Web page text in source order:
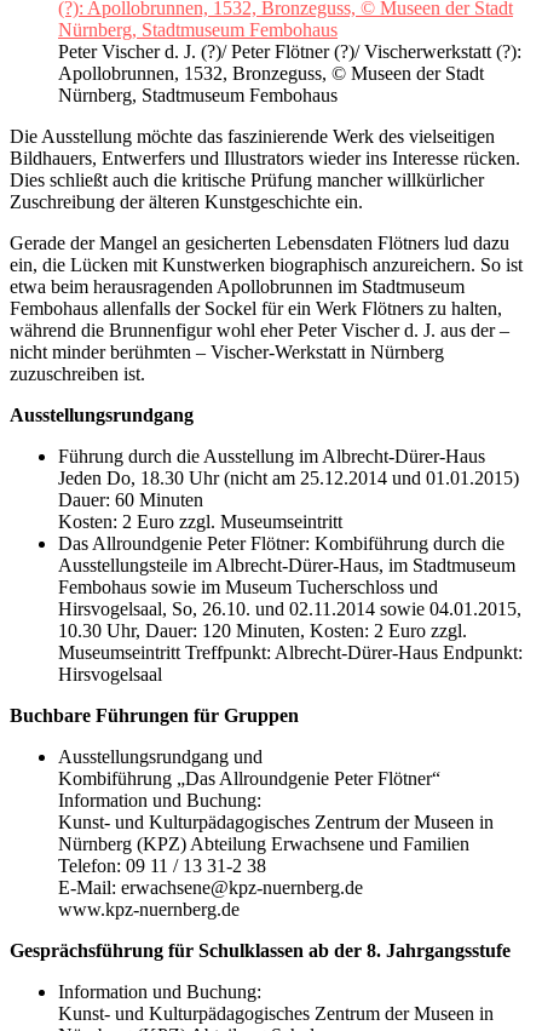
Peter Vischer d. J. (?)/ Peter Flötner (?)/ Vischerwerkstatt (?):
Apollobrunnen, 1532, Bronzeguss, © Museen der Stadt
Nürnberg, Stadtmuseum Fembohaus
Die Ausstellung möchte das faszinierende Werk des vielseitigen
Bildhauers, Entwerfers und Illustrators wieder ins Interesse rücken.
Dies schließt auch die kritische Prüfung mancher willkürlicher
Zuschreibung der älteren Kunstgeschichte ein.
Gerade der Mangel an gesicherten Lebensdaten Flötners lud dazu
ein, die Lücken mit Kunstwerken biographisch anzureichern. So ist
etwa beim herausragenden Apollobrunnen im Stadtmuseum
Fembohaus allenfalls der Sockel für ein Werk Flötners zu halten,
während die Brunnenfigur wohl eher Peter Vischer d. J. aus der –
nicht minder berühmten – Vischer-Werkstatt in Nürnberg
zuzuschreiben ist.
Ausstellungsrundgang
Führung durch die Ausstellung im Albrecht-Dürer-Haus
Jeden Do, 18.30 Uhr (nicht am 25.12.2014 und 01.01.2015)
Dauer: 60 Minuten
Kosten: 2 Euro zzgl. Museumseintritt
Das Allroundgenie Peter Flötner: Kombiführung durch die
Ausstellungsteile im Albrecht-Dürer-Haus, im Stadtmuseum
Fembohaus sowie im Museum Tucherschloss und
Hirsvogelsaal, So, 26.10. und 02.11.2014 sowie 04.01.2015,
10.30 Uhr, Dauer: 120 Minuten, Kosten: 2 Euro zzgl.
Museumseintritt Treffpunkt: Albrecht-Dürer-Haus Endpunkt:
Hirsvogelsaal
Buchbare Führungen für Gruppen
Ausstellungsrundgang und
Kombiführung „Das Allroundgenie Peter Flötner“
Information und Buchung:
Kunst- und Kulturpädagogisches Zentrum der Museen in
Nürnberg (KPZ) Abteilung Erwachsene und Familien
Telefon: 09 11 / 13 31-2 38
E-Mail: erwachsene@kpz-nuernberg.de
www.kpz-nuernberg.de
Gesprächsführung für Schulklassen ab der 8. Jahrgangsstufe
Information und Buchung:
Kunst- und Kulturpädagogisches Zentrum der Museen in